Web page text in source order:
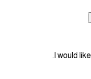
I would